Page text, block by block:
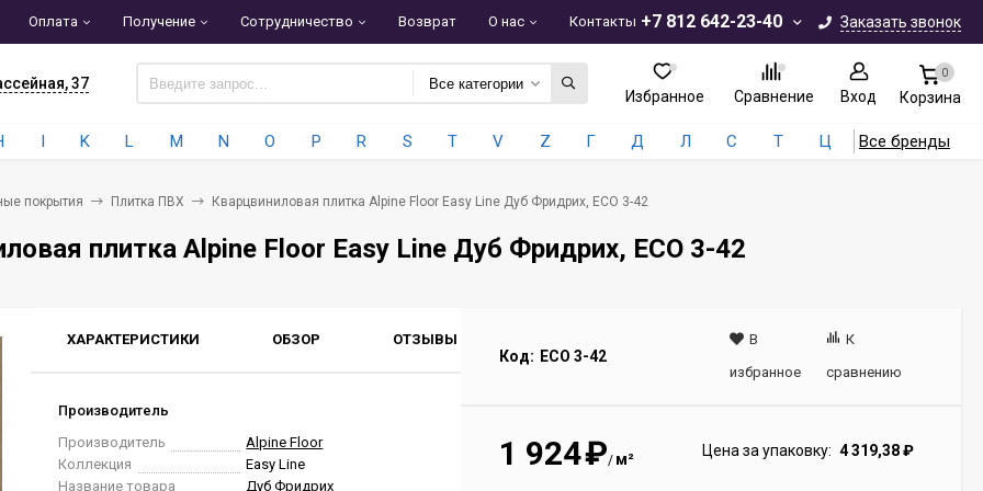
+7 812 642-23-40 Заказать звонок
Оплата Получение Сотрудничество Возврат О нас Контакты
37 Все категории
Избранное Сравнение Вход
0
Корзина
I K L M N O P R S T V Z Г Д Л С Т Ц Все бренды
покрытия Плитка ПВХ Кварцвиниловая плитка Alpine Floor Easy Line Дуб Фридрих, ЕСО 3-42
плитка Alpine Floor Easy Line Дуб Фридрих, ЕСО 3-42
ХАРАКТЕРИСТИКИ ОБЗОР ОТЗЫВЫ
Производитель
Производитель
Alpine Floor
Коллекция
Easy Line
Название товара
Дуб Фридрих
Код: ECO 3-42
В
избранное
К
сравнению
1 924₽/ м² Цена за упаковку: 4 319,38₽